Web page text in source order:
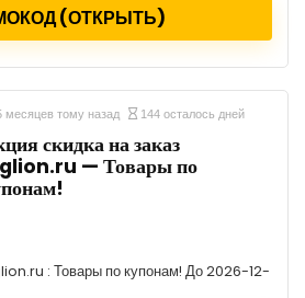
(ОТКРЫТЬ)
месяцев тому назад 144 осталось дней
скидка на заказ
— Товары по
: Товары по купонам! До 2026-12-